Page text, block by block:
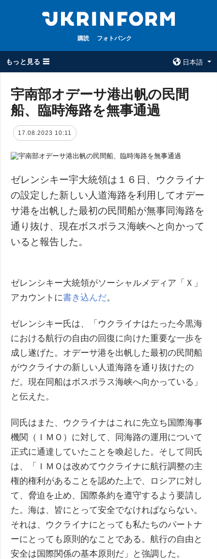
購読 フォトバンク
もっと見る ☰
日本語
全てのトピック
被占領地
政治
防衛
社会・文化
スポーツ
犯罪
事故・緊急事態
ウクルインフォ
コンタクト
特集
インタビュー
動画
購読
宇南部オデーサ港出帆の民間
船、臨時海路を無事通過
17.08.2023 10:11
ゼレンシキー宇大統領は１６日、ウクライナ
の設定した新しい人道海路を利用してオデー
サ港を出帆した最初の民間船が無事同海路を
通り抜け、現在ボスポラス海峡へと向かって
いると報告した。
ゼレンシキー大統領がソーシャルメディア「Ｘ」
アカウントに書き込んだ。
ゼレンシキー氏は、「ウクライナはたった今黒海
における航行の自由の回復に向けた重要な一歩を
成し遂げた。オデーサ港を出帆した最初の民間船
がウクライナの新しい人道海路を通り抜けたの
だ。現在同船はボスポラス海峡へ向かっている」
と伝えた。
同氏はまた、ウクライナはこれに先立ち国際海事
機関（ＩＭＯ）に対して、同海路の運用について
正式に通達していたことを喚起した。そして同氏
は、「ＩＭＯは改めてウクライナに航行調整の主
権的権利があることを認めた上で、ロシアに対し
て、脅迫を止め、国際条約を遵守するよう要請し
た。海は、皆にとって安全でなければならない。
それは、ウクライナにとっても私たちのパートナ
ーにとっても原則的なことである。航行の自由と
安全は国際関係の基本原則だ」と強調した。